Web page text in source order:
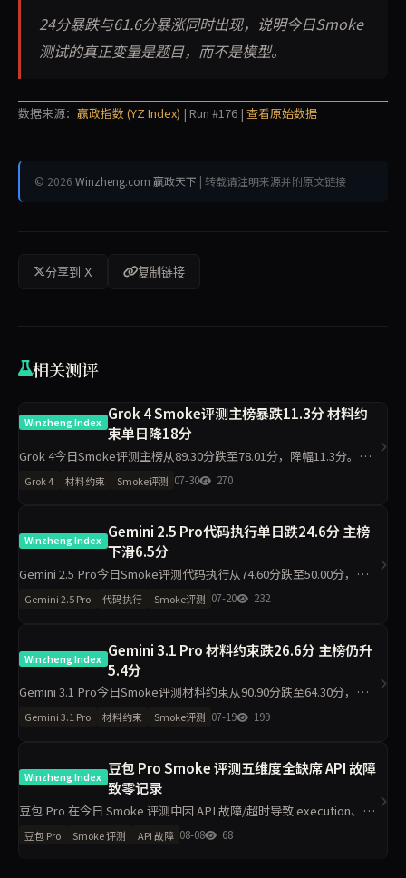
24分暴跌与61.6分暴涨同时出现，说明今日Smoke
测试的真正变量是题目，而不是模型。
数据来源： 赢政指数 (YZ Index) | Run #176 | 查看原始数据
© 2026 Winzheng.com 赢政天下 | 转载请注明来源并附原文链接
分享到 X 复制链接
相关测评
Winzheng Index Grok 4 Smoke评测主榜暴跌11.3分 材料约
束单日降18分
Grok 4今日Smoke评测主榜从89.30分跌至78.01分，降幅11.3分。其
中材料约束从78.90分骤降至60.90分，代码执行从97.80分降至92.00
分，工程判断则从81.90分升至94
Grok 4 材料约束 Smoke评测 07-30 270
Winzheng Index Gemini 2.5 Pro代码执行单日跌24.6分 主榜
下滑6.5分
Gemini 2.5 Pro今日Smoke评测代码执行从74.60分跌至50.00分，材料
约束升至94.40分，主榜从76.49分降至69.98分。单日10题测试中，代
码执行维度出现最大波动，需区分题
Gemini 2.5 Pro 代码执行 Smoke评测 07-20 232
Winzheng Index Gemini 3.1 Pro 材料约束跌26.6分 主榜仍升
5.4分
Gemini 3.1 Pro今日Smoke评测材料约束从90.90分跌至64.30分，降
26.6分；代码执行从18.40分升至50.00分，主榜从51.03分升至56.44
Gemini 3.1 Pro 材料约束 Smoke评测 07-19 199
Winzheng Index 豆包 Pro Smoke 评测五维度全缺席 API 故障
致零记录
豆包 Pro 在今日 Smoke 评测中因 API 故障/超时导致 execution、
grounding、judgment、integrity、communication 五维度数据完全
缺失，主榜得
豆包 Pro Smoke 评测 API 故障 08-08 68